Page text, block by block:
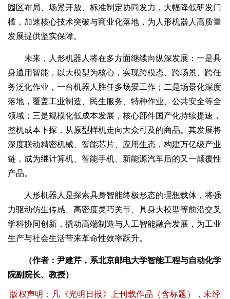
园区布局、场景开放、标准制定协同发力，大幅降低研发门
槛，加速核心技术突破与商业化落地，为人形机器人高质量
发展提供坚实保障。
未来，人形机器人将在多方面继续向纵深发展：一是具
身通用智能，以大模型为核心，实现跨模态、跨场景、跨任
务泛化作业，一台机器人胜任多场景工作；二是场景化深度
落地，覆盖工业制造、民生服务、特种作业、公共安全等全
领域；三是规模化低成本发展，核心部件国产化持续提速，
整机成本下探，从原型样机走向大众可及的商品。其发展将
深度联动精密机械、智能芯片、应用生态，构建万亿级产业
链，成为继计算机、智能手机、新能源汽车后的又一颠覆性
产品。
人形机器人是探索具身智能终极形态的理想载体，将强
力驱动仿生传感、高密度灵巧关节、具身大模型等前沿交叉
学科协同创新，撬动高端制造与人工智能融合发展，为工业
生产与社会生活带来革命性效率跃升。
（作者：尹建芹，系北京邮电大学智能工程与自动化学
院副院长、教授）
版权声明：凡《光明日报》上刊载作品（含标题），未经